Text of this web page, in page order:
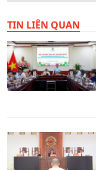
TIN LIÊN QUAN